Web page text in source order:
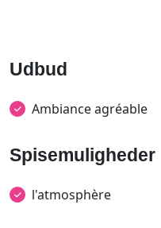
Udbud
Ambiance agréable
Spisemuligheder
l'atmosphère